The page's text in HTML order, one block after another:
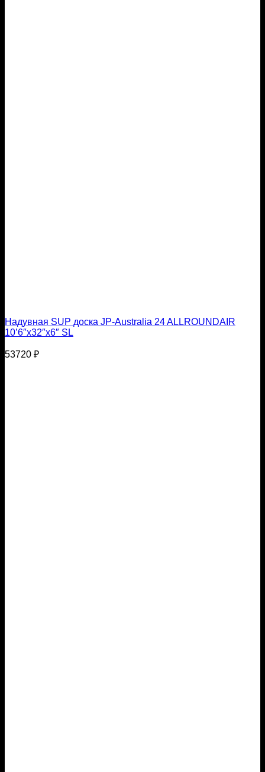
Надувная SUP доска JP-Australia 24 ALLROUNDAIR
10’6″x32″x6″ SL
53720 ₽